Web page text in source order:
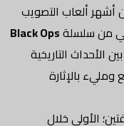
ألعاب التصويب
من سلسلةBlack Ops
التاريخية
بالإثارة
الأولى خلال